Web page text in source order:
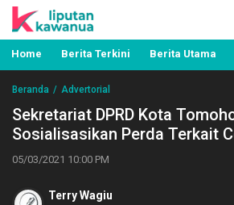
Liputan Kawanua
Berita Manado, Sulawesi Utara,
Pemerintahan, Hukum Kriminal
Home Berita Terkini Berita Utama
Beranda Advertorial
Sekretariat DPRD Kota
Sosialisasikan Perda Terkait
05/03/2021 10:00 PM
Terry Wagiu